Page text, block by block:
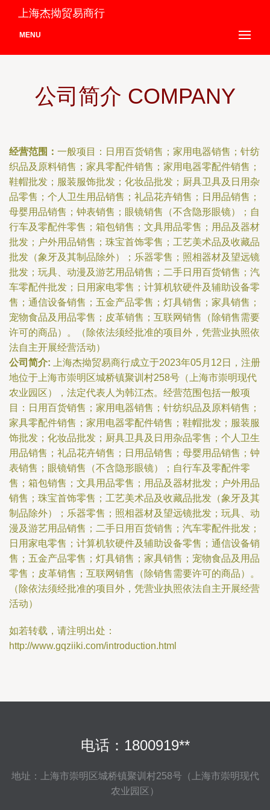
上海杰拗贸易商行
MENU
公司简介 COMPANY
经营范围： 一般项目：日用百货销售；家用电器销售；针纺
织品及原料销售；家具零配件销售；家用电器零配件销售；
鞋帽批发；服装服饰批发；化妆品批发；厨具卫具及日用杂
品零售；个人卫生用品销售；礼品花卉销售；日用品销售；
母婴用品销售；钟表销售；眼镜销售（不含隐形眼镜）；自
行车及零配件零售；箱包销售；文具用品零售；用品及器材
批发；户外用品销售；珠宝首饰零售；工艺美术品及收藏品
批发（象牙及其制品除外）；乐器零售；照相器材及望远镜
批发；玩具、动漫及游艺用品销售；二手日用百货销售；汽
车零配件批发；日用家电零售；计算机软硬件及辅助设备零
售；通信设备销售；五金产品零售；灯具销售；家具销售；
宠物食品及用品零售；皮革销售；互联网销售（除销售需要
许可的商品）。（除依法须经批准的项目外，凭营业执照依
法自主开展经营活动）
公司简介: 上海杰拗贸易商行成立于2023年05月12日，注册
地位于上海市崇明区城桥镇聚训村258号（上海市崇明现代
农业园区），法定代表人为韩江杰。经营范围包括一般项
目：日用百货销售；家用电器销售；针纺织品及原料销售；
家具零配件销售；家用电器零配件销售；鞋帽批发；服装服
饰批发；化妆品批发；厨具卫具及日用杂品零售；个人卫生
用品销售；礼品花卉销售；日用品销售；母婴用品销售；钟
表销售；眼镜销售（不含隐形眼镜）；自行车及零配件零
售；箱包销售；文具用品零售；用品及器材批发；户外用品
销售；珠宝首饰零售；工艺美术品及收藏品批发（象牙及其
制品除外）；乐器零售；照相器材及望远镜批发；玩具、动
漫及游艺用品销售；二手日用百货销售；汽车零配件批发；
日用家电零售；计算机软硬件及辅助设备零售；通信设备销
售；五金产品零售；灯具销售；家具销售；宠物食品及用品
零售；皮革销售；互联网销售（除销售需要许可的商品）。
（除依法须经批准的项目外，凭营业执照依法自主开展经营
活动）
如若转载，请注明出处：
http://www.gqziiki.com/introduction.html
电话：1800919**
地址：上海市崇明区城桥镇聚训村258号（上海市崇明现代
农业园区）